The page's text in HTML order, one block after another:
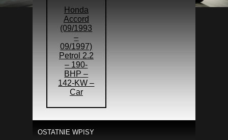
Honda
Accord
(09/1993
–
09/1997)
Petrol 2.2
– 190-
BHP –
142-KW –
Car
OSTATNIE WPISY